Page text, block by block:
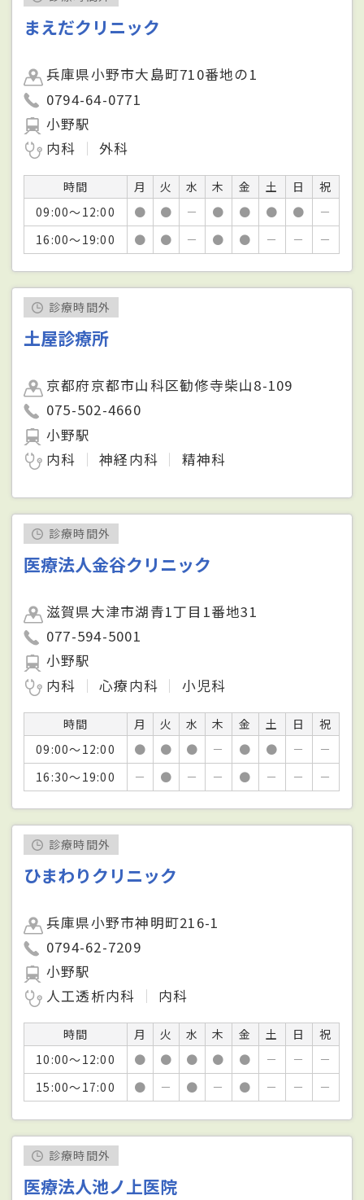
まえだクリニック
兵庫県小野市大島町710番地の1
0794-64-0771
小野駅
内科
外科
時間 月 火 水 木 金 土 日
祝
09:00～12:00
● ● － ● ● ● ●
－
16:00～19:00
● ● － ● ● － － －
診療時間外
土屋診療所
京都府京都市山科区勧修寺柴山8-109
075-502-4660
小野駅
内科
神経内科 精神科
診療時間外
医療法人金谷クリニック
滋賀県大津市湖青1丁目1番地31
077-594-5001
小野駅
内科
心療内科 小児科
時間 月 火 水 木 金 土 日
祝
09:00～12:00
● ● ● － ● ● －
－
16:30～19:00
－ ● － － ● － － －
診療時間外
ひまわりクリニック
兵庫県小野市神明町216-1
0794-62-7209
小野駅
人工透析内科
内科
時間 月 火 水 木 金 土 日
祝
10:00～12:00
● ● ● ● ● － －
－
15:00～17:00
● － ● － ● － － －
診療時間外
医療法人池ノ上医院